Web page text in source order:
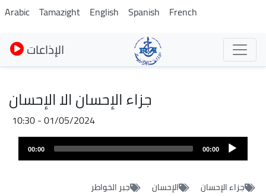
Skip
to
main
content
Arabic Tamazight English Spanish French
الإذاعات
جزاء الإحسان الا الإحسان
01/05/2024 - 10:30
Fichier
audio
00:00
00:00
جزاء الإحسان الإحسان جبر الخواطر